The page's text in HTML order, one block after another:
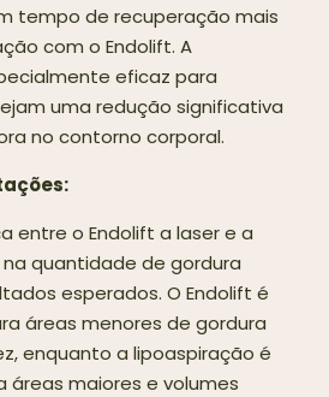
tempo de recuperação mais
com o Endolift. A
eficaz para
uma redução significativa
no contorno corporal.
entre o Endolift a laser e a
quantidade de gordura
esperados. O Endolift é
áreas menores de gordura
enquanto a lipoaspiração é
áreas maiores e volumes